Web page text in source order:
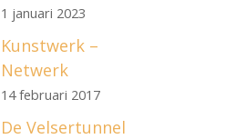
1 januari 2023
Kunstwerk –
Netwerk
14 februari 2017
De Velsertunnel